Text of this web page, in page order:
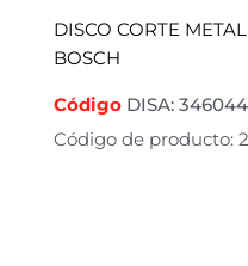
DISCO CORTE
BOSCH
Código DISA: 346044
Código de producto: